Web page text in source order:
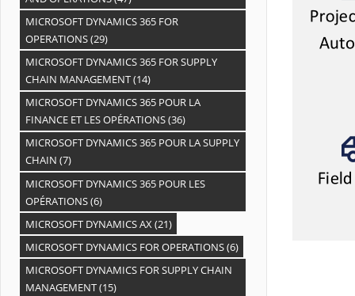
MICROSOFT DYNAMICS 365 FOR
OPERATIONS(29)
MICROSOFT DYNAMICS 365 FOR SUPPLY
CHAIN MANAGEMENT(14)
MICROSOFT DYNAMICS 365 POUR LA
FINANCE ET LES OPÉRATIONS(36)
MICROSOFT DYNAMICS 365 POUR LA SUPPLY
CHAIN (7)
MICROSOFT DYNAMICS 365 POUR LES
OPÉRATIONS(6)
MICROSOFT DYNAMICS AX(21)
MICROSOFT DYNAMICS FOR OPERATIONS(6)
MICROSOFT DYNAMICS FOR SUPPLY CHAIN
MANAGEMENT(15)